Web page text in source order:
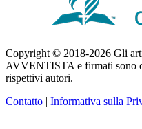
Copyright © 2018-2026 Gli
AVVENTISTA e firmati sono
rispettivi autori.
Contatto | Informativa sulla